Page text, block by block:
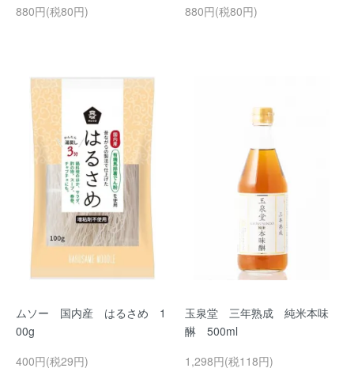
880円(税80円)
880円(税80円)
ムソー 国内産 はるさめ 1
00g
400円(税29円)
玉泉堂 三年熟成 純米本味
醂 500ml
1,298円(税118円)